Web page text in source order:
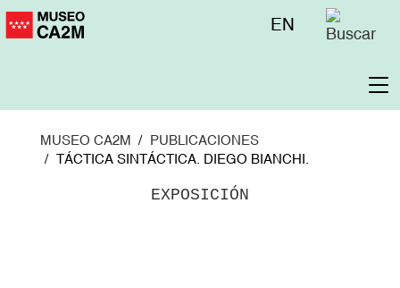
Pasar
Menú
EN
MUSEO CA2M
PUBLICACIONES
TÁCTICA SINTÁCTICA. DIEGO BIANCHI.
EXPOSICIÓN